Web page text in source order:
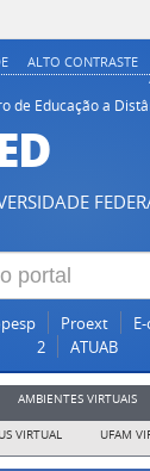
ALTO CONTRASTE
de Educação a
Proext
2
ATUAB
AMBIENTES VIRTUAIS
VIRTUAL UFAM